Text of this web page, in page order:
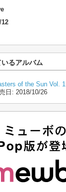
12
るアルバム
of the Sun Vol. 1
日: 2018/10/26